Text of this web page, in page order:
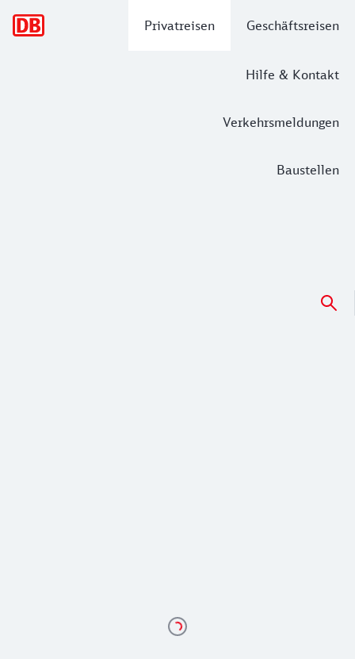
Privatreisen Geschäftsreisen
Hilfe & Kontakt
Verkehrsmeldungen
Baustellen